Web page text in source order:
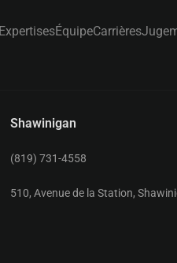
ExpertisesÉquipeCarrières
Shawinigan
(819) 731-4558
510, Avenue de la Station,